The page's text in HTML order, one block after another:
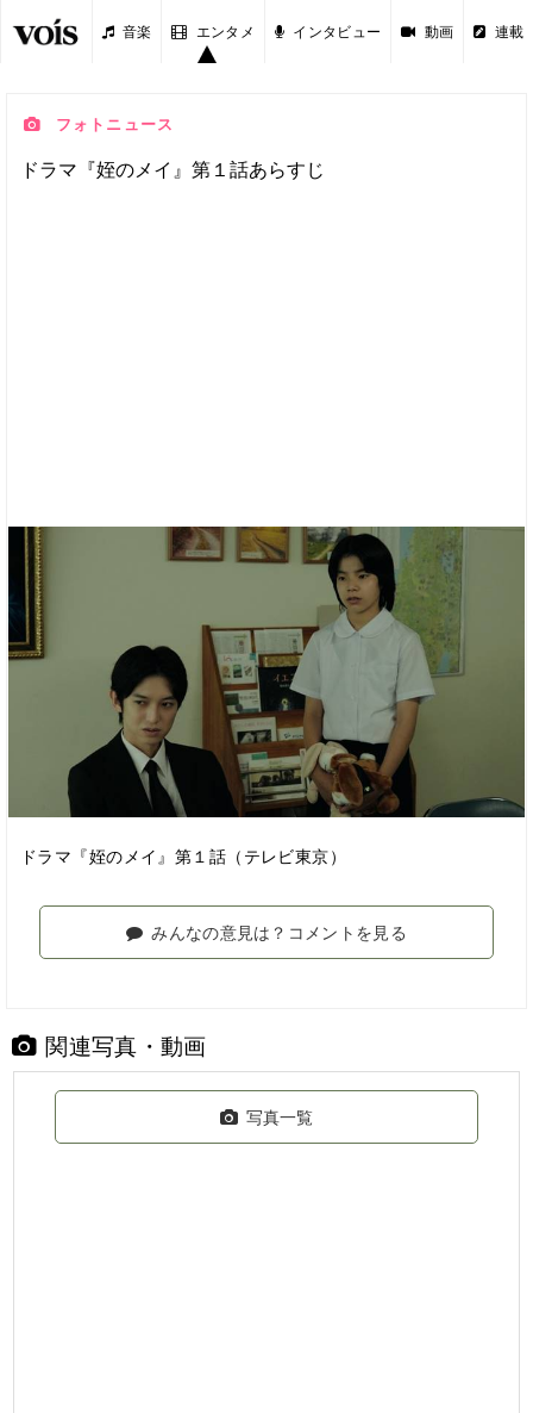
音楽 エンタメ インタビュー 動画 連載
フォトニュース
ドラマ『姪のメイ』第１話あらすじ
ドラマ『姪のメイ』第１話（テレビ東京）
みんなの意見は？コメントを見る
関連写真・動画
写真一覧